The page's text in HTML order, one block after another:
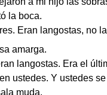
la boca.
Eran langostas, no
amarga.
langostas. Era el
ustedes. Y ustedes
muda.